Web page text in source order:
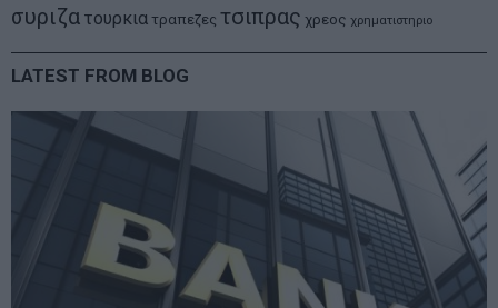
συριζα τουρκια τραπεζες τσιπρας χρεος χρηματιστηριο
LATEST FROM BLOG